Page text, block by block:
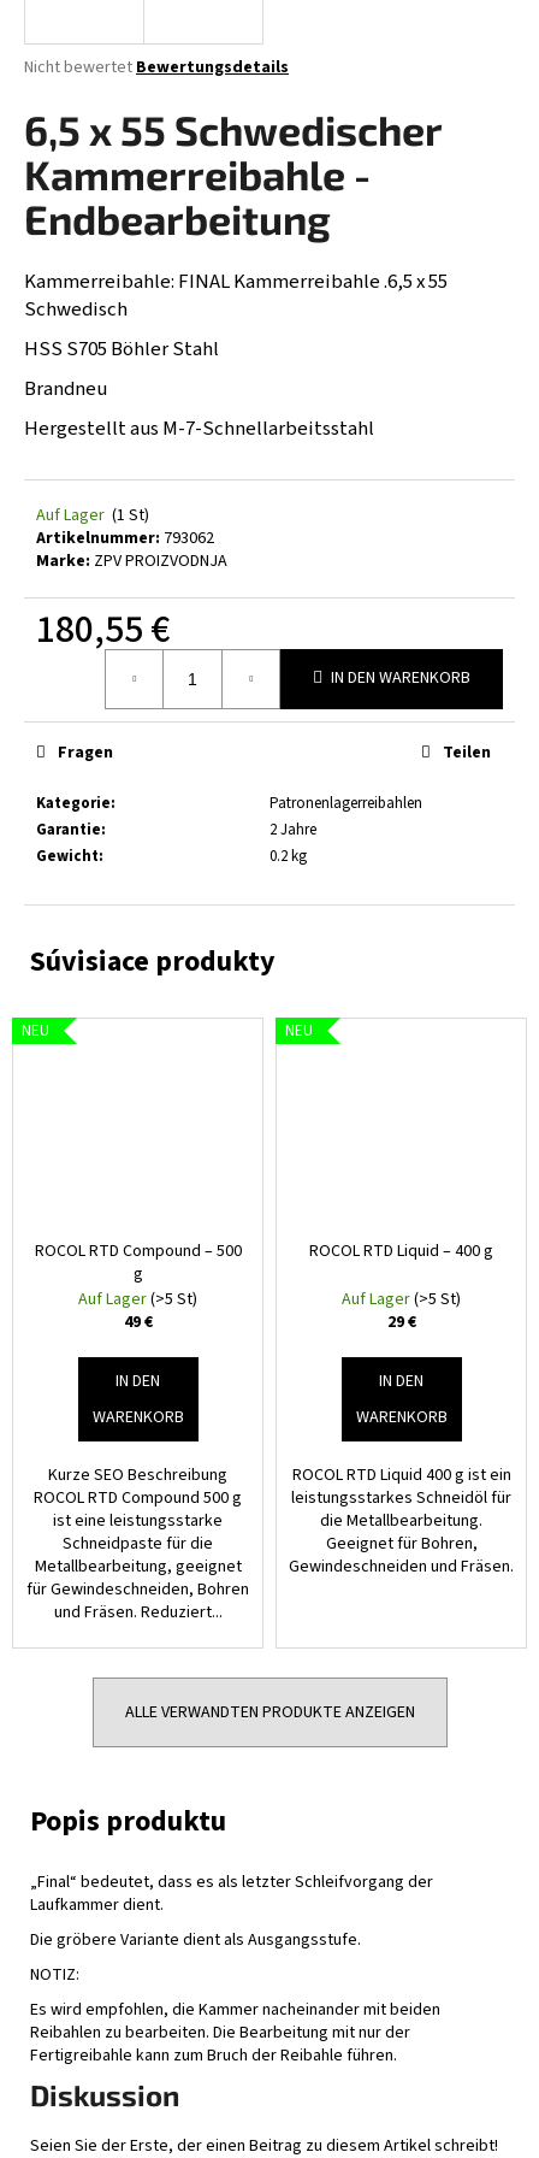
Die
Produktbewertung
ist
0,0
von
5
Sternen.
Nicht bewertetBewertungsdetails
6,5 x 55 Schwedischer
Kammerreibahle -
Endbearbeitung
Kammerreibahle: FINAL Kammerreibahle .6,5 x 55
Schwedisch
HSS S705 Böhler Stahl
Brandneu
Hergestellt aus M-7-Schnellarbeitsstahl
Auf Lager (1 St)
Artikelnummer: 793062
Marke: ZPV PROIZVODNJA
180,55 €
Verkaufspreis:
IN DEN WARENKORB
Kategorie:
Patronenlagerreibahlen
Garantie:
2 Jahre
Gewicht: 0.2 kg
Fragen Teilen
NEU
ROCOL RTD Compound – 500
g
Auf Lager(>5 St)
49 €
IN DEN
WARENKORB
Kurze SEO Beschreibung
ROCOL RTD Compound 500 g
ist eine leistungsstarke
Schneidpaste für die
Metallbearbeitung, geeignet
für Gewindeschneiden, Bohren
und Fräsen. Reduziert...
NEU
ROCOL RTD Liquid – 400 g
Auf Lager(>5 St)
29 €
IN DEN
WARENKORB
ROCOL RTD Liquid 400 g ist ein
leistungsstarkes Schneidöl für
die Metallbearbeitung.
Geeignet für Bohren,
Gewindeschneiden und Fräsen.
ALLE VERWANDTEN PRODUKTE ANZEIGEN
„Final“ bedeutet, dass es als letzter Schleifvorgang der
Laufkammer dient.
Die gröbere Variante dient als Ausgangsstufe.
NOTIZ:
Es wird empfohlen, die Kammer nacheinander mit beiden
Reibahlen zu bearbeiten. Die Bearbeitung mit nur der
Fertigreibahle kann zum Bruch der Reibahle führen.
Diskussion
Seien Sie der Erste, der einen Beitrag zu diesem Artikel schreibt!
W
i
e
m
f
e
l
n
ZPV
.30
.308
630MM
Ø30.5MM
148